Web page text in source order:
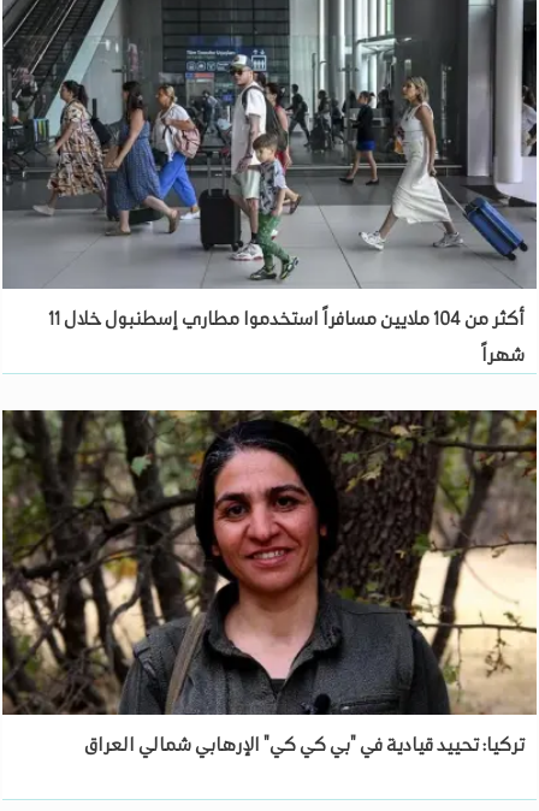
أكثر من 104 ملايين مسافراً استخدموا مطاري إسطنبول خلال 11
شهراً
تركيا: تحييد قيادية في "بي كي كي" الإرهابي شمالي العراق